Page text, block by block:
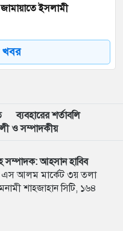
জামায়াতে ইসলামী
নিয়ে পালিয়েছিলেন রবি
কূটনৈতিক পথ খুঁজছেন
খবর
ব্যবহারের শর্তাবলি
ও সম্পাদকীয়
সম্পাদক: আহসান হাবিব
৫ এস আলম মার্কেট ৩য় তলা
শাহজাহান সিটি, ১৬৪